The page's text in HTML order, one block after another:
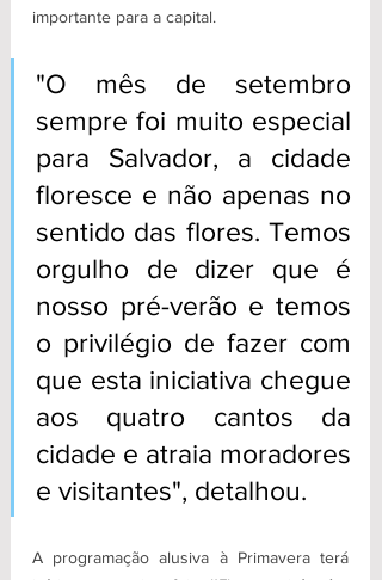
importante para a capital.
"O mês de setembro
sempre foi muito especial
para Salvador, a cidade
floresce e não apenas no
sentido das flores. Temos
orgulho de dizer que é
nosso pré-verão e temos
o privilégio de fazer com
que esta iniciativa chegue
aos quatro cantos da
cidade e atraia moradores
e visitantes", detalhou.
A programação alusiva à Primavera terá